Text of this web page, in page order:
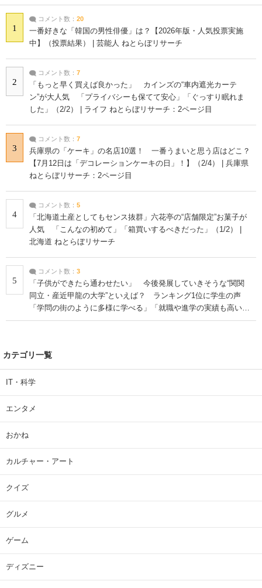
1
コメント数： 20
一番好きな「韓国の男性俳優」は？【2026年版・人気投票実施
中】（投票結果） | 芸能人 ねとらぼリサーチ
2
コメント数： 7
「もっと早く買えば良かった」 カインズの“車内遮光カーテ
ン”が大人気 「プライバシーも保てて安心」「ぐっすり眠れま
した」（2/2） | ライフ ねとらぼリサーチ：2ページ目
3
コメント数： 7
兵庫県の「ケーキ」の名店10選！ 一番うまいと思う店はどこ？
【7月12日は「デコレーションケーキの日」！】（2/4） | 兵庫県
ねとらぼリサーチ：2ページ目
4
コメント数： 5
「北海道土産としてもセンス抜群」六花亭の“店舗限定”お菓子が
人気 「こんなの初めて」「箱買いするべきだった」（1/2） |
北海道 ねとらぼリサーチ
5
コメント数： 3
「子供ができたら通わせたい」 今後発展していきそうな“関関
同立・産近甲龍の大学”といえば？ ランキング1位に学生の声
「学問の街のように多様に学べる」「就職や進学の実績も高い」
| 大学 ねとらぼリサーチ
カテゴリ一覧
IT・科学
エンタメ
おかね
カルチャー・アート
クイズ
グルメ
ゲーム
ディズニー